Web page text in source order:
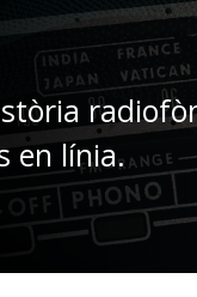
en línia.